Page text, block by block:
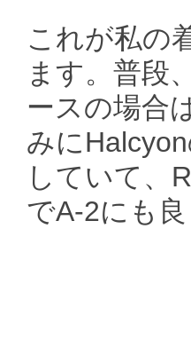
これが私の
ます。普段
ースの場合
みに
していて、
でA-2にも良